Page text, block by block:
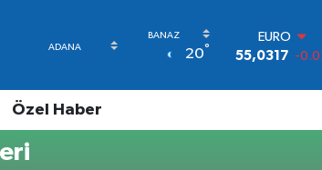
20°
EURO
55,0317 -
64,2463
6510.40
Özel Haber